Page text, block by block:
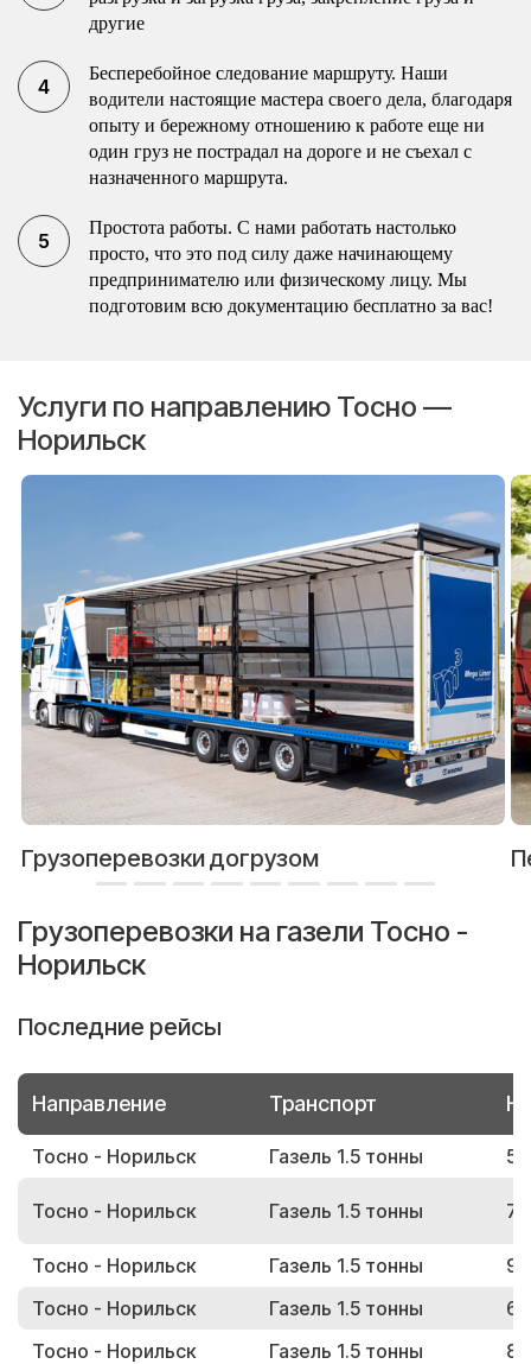
другие
Бесперебойное следование маршруту. Наши
водители настоящие мастера своего дела, благодаря
опыту и бережному отношению к работе еще ни
один груз не пострадал на дороге и не съехал с
назначенного маршрута.
Простота работы. С нами работать настолько
просто, что это под силу даже начинающему
предпринимателю или физическому лицу. Мы
подготовим всю документацию бесплатно за вас!
Услуги по направлению Тосно —
Норильск
Грузоперевозки догрузом
Грузоперевозки на газели Тосно -
Норильск
Последние рейсы
Направление Транспорт
Тосно - Норильск Газель 1.5 тонны
Тосно - Норильск Газель 1.5 тонны
Тосно - Норильск Газель 1.5 тонны
Тосно - Норильск
Газель 1.5 тонны
Тосно - Норильск
Газель 1.5 тонны